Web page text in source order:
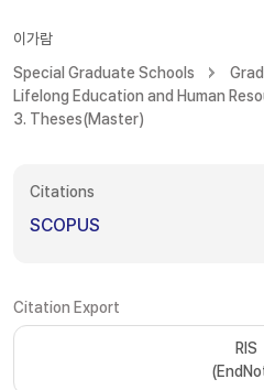
이가람
Special Graduate Schools
Lifelong Education and Human
3. Theses(Master)
Citations
SCOPUS
Citation Export
RIS